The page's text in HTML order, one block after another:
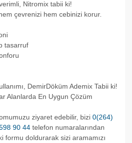
Nitromix tabii ki!
çevrenizi hem cebinizi korur.
tasarruf
DemirDöküm Ademix Tabii ki!​
Alanlarda En Uygun Çözüm
ziyaret edebilir, bizi 0(264)
90 44 telefon numaralarından
formu doldurarak sizi aramamızı